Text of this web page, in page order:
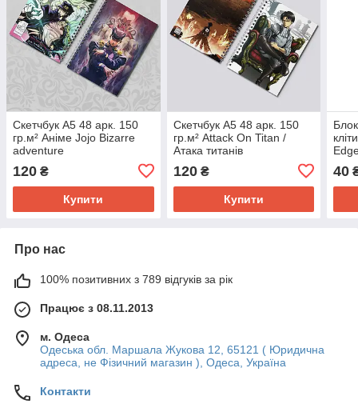
Скетчбук А5 48 арк. 150
гр.м² Аніме Jojo Bizarre
adventure
120 ₴
Купити
Скетчбук А5 48 арк. 150
гр.м² Attack On Titan /
Атака титанів
120₴
Купити
40
Про нас
100% позитивних з 789 відгуків за рік
Працює з 08.11.2013
м. Одеса
Одеська обл. Маршала Жукова 12, 65121 ( Юридична
адреса, не Фізичний магазин ), Одеса, Україна
Контакти